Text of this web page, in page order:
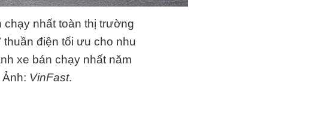
chạy nhất toàn thị trường
điện tối ưu cho nhu
xe bán chạy nhất năm
VinFast.